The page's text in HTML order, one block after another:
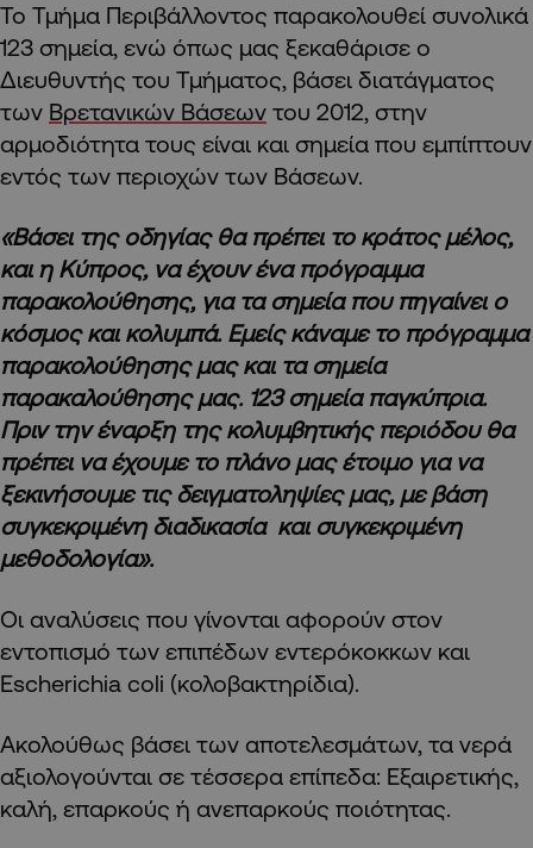
Το Τμήμα Περιβάλλοντος παρακολουθεί συνολικά
123 σημεία, ενώ όπως μας ξεκαθάρισε ο
Διευθυντής του Τμήματος, βάσει διατάγματος
των Βρετανικών Βάσεων του 2012, στην
αρμοδιότητα τους είναι και σημεία που εμπίπτουν
εντός των περιοχών των Βάσεων.
«Βάσει της οδηγίας θα πρέπει το κράτος μέλος,
και η Κύπρος, να έχουν ένα πρόγραμμα
παρακολούθησης, για τα σημεία που πηγαίνει ο
κόσμος και κολυμπά. Εμείς κάναμε το πρόγραμμα
παρακολούθησης μας και τα σημεία
παρακαλούθησης μας. 123 σημεία παγκύπρια.
Πριν την έναρξη της κολυμβητικής περιόδου θα
πρέπει να έχουμε το πλάνο μας έτοιμο για να
ξεκινήσουμε τις δειγματοληψίες μας, με βάση
συγκεκριμένη διαδικασία και συγκεκριμένη
μεθοδολογία».
Οι αναλύσεις που γίνονται αφορούν στον
εντοπισμό των επιπέδων εντερόκοκκων και
Escherichia coli (κολοβακτηρίδια).
Ακολούθως βάσει των αποτελεσμάτων, τα νερά
αξιολογούνται σε τέσσερα επίπεδα: Εξαιρετικής,
καλή, επαρκούς ή ανεπαρκούς ποιότητας.